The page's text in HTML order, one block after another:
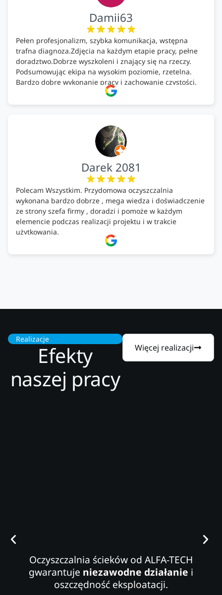
Damii63
Pełen profesjonalizm, szybka komunikacja, wstępna
trafna diagnoza.Zdjęcia na każdym etapie pracy, pełne
doradztwo.Dobrze wyszkoleni i znający się na rzeczy.
Podsumowując ekipa na wysokim poziomie, rzetelna.
Bardzo dobre wykonanie pracy i zachowanie czystości.
Darek 2081
Polecam Wszystkim. Przydomowa oczyszczalnia
wykonana bardzo dobrze , mega wiedza i doświadczenie
ze strony szefa firmy , doradzi i pomoże w każdym
elemencie podczas realizacji projektu i w trakcie
użytkowania.
Firma godna zaufania. Tak trzymać!
Realizacje
Efekty
naszej pracy
Więcej realizacji
Oczyszczalnia ścieków od ALFA-TECH
gwarantuje niezawodne działanie i
oszczędność eksploatacji.